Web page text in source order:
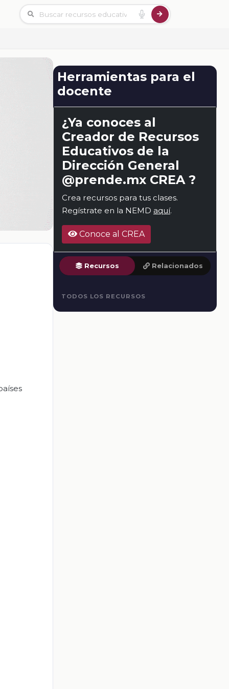
Herramientas para el
docente
¿Ya conoces al
Creador de Recursos
Educativos de la
Dirección General
@prende.mx CREA ?
Crea recursos para tus clases.
Regístrate en la NEMD aquí.
Conoce al CREA
Recursos Relacionados
TODOS LOS RECURSOS